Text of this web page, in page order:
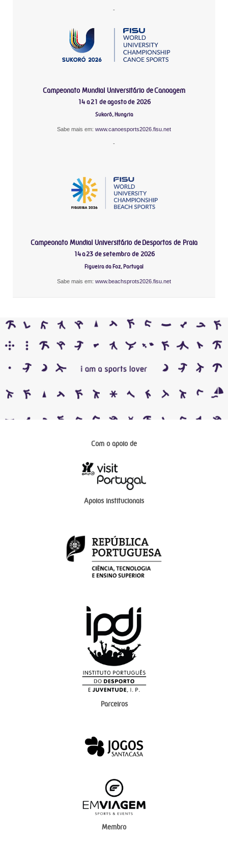
-
Campeonato Mundial Universitário de Canoagem
14 a 21 de agosto de 2026
Sukoró, Hungria
Sabe mais em: www.canoesports2026.fisu.net
-
Campeonato Mundial Universitário de Desportos de Praia
14 a 23 de setembro de 2026
Figueira da Foz, Portugal
Sabe mais em: www.beachsprots2026.fisu.net
Com o apoio de
Apoios institucionais
Parceiros
Membro